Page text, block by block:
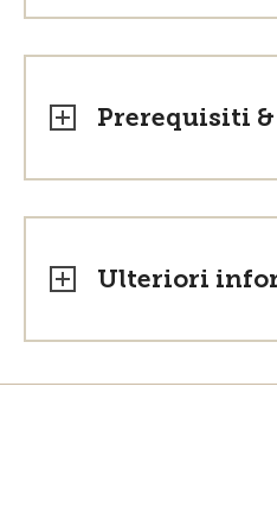
Prerequisiti
Ulteriori